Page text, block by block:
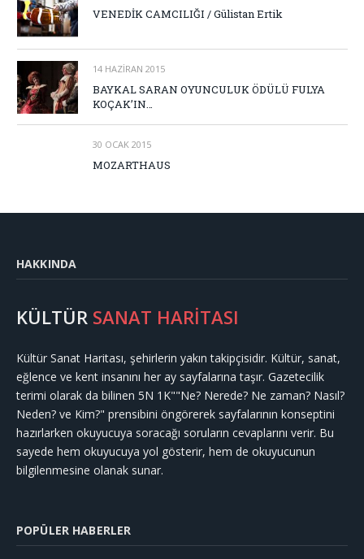
VENEDİK CAMCILIĞI / Gülistan Ertik
14 HAZIRAN 2015
BAYKAL SARAN OYUNCULUK ÖDÜLÜ FULYA
KOÇAK’IN…
30 OCAK 2015
MOZARTHAUS
HAKKINDA
KÜLTÜR SANAT HARİTASI
Kültür Sanat Haritası, şehirlerin yakın takipçisidir. Kültür, sanat,
eğlence ve kent insanını her ay sayfalarına taşır. Gazetecilik
terimi olarak da bilinen 5N 1K""Ne? Nerede? Ne zaman? Nasıl?
Neden? ve Kim?" prensibini öngörerek sayfalarının konseptini
hazırlarken okuyucuya soracağı soruların cevaplarını verir. Bu
sayede hem okuyucuya yol gösterir, hem de okuyucunun
bilgilenmesine olanak sunar.
POPÜLER HABERLER